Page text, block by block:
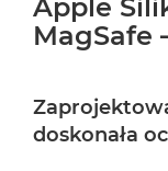
Apple
MagSafe
doskonała